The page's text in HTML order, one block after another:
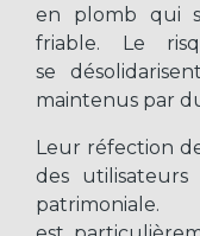
en plomb qui
friable. Le
se
maintenus par
Leur réfection
des